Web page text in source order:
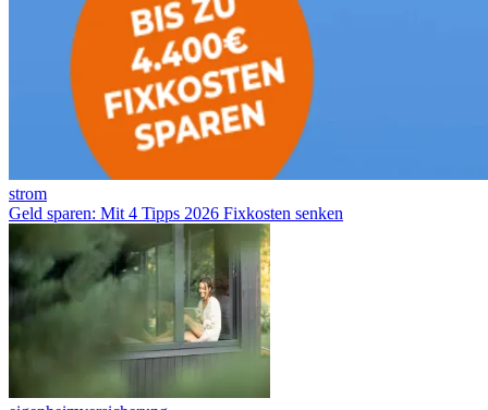
strom
Geld sparen: Mit 4 Tipps 2026 Fixkosten senken